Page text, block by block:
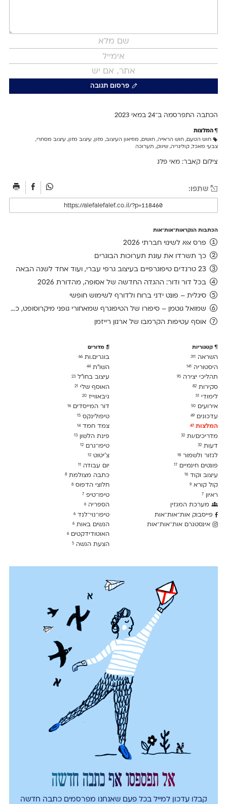
פרסום תגובה
הכתבה התפרסמה ב־24 ב מאי 2023
המלצות
חוש הטעם, חוש הראייה, חושים, מוזיאון העיצוב, מזון , עיצוב מזון , עיצוב מסחרי,
צבעי מאכל, קולינריה, שיווק, תערוכה
צילום קאבר: מאי פלג
שתפו:
הכתבות הנקראות־אות־אות
פרס אאא לשינוי חברתי 2026
כך תשרדו את עונת תערוכות הבוגרים
23 טרנדים טיפוגרפיים בעיצוב גרפי עברי, ועוד אחד לשנה הבאה
בכל דור ודור: ההגדה החדשה של אסופה, מהדורת 2026
סיגלית – פונט ידני ברוח ולדורף לשימוש חופשי
שמואל גוטמן – סיפורו של הטיפוגרף שמאחורי גופני מיקרוסופט, כפי שנחשף בארכיון של נינתו
אוסף עטיפות הקרמבו של ארנון רייזמן
קטגוריות
השראה 311
היסטוריה 141
תהליכי יצירה 95
סקירות 82
לימודִי 51
אירועים 50
עדכונים 49
המלצות47
מדריכים/ות 32
דעות 32
לגזור ולשמור 18
פונטים חינמיים 17
עיצוב וקוד 16
קול קורא 9
ראיון 7
מערכת המגזין
פייסבוק אות־אות־אות
אינסטגרם אות־אות־אות
מדורים
בוגרים.ות66
השו״ת44
עיצוב בחו"ל23
האוסף שלי21
גיבאווייז20
דור המייסדים16
טיפולינקס15
צמד חמד14
פינת הלשון13
טיפו־גרם12
צ׳יטוט12
יום עבודה11
כתבה מצולמת8
חלוצי הדפוס8
טיפו־טיפ7
הספריה6
טיפו־נוי־לנד6
הנשים באות6
האוטודידקטים6
הצעת הגשה5
אל תפספסו אף כתבה חדשה
קבלו עדכון למייל בכל פעם שאנחנו מפרסמים כתבה חדשה